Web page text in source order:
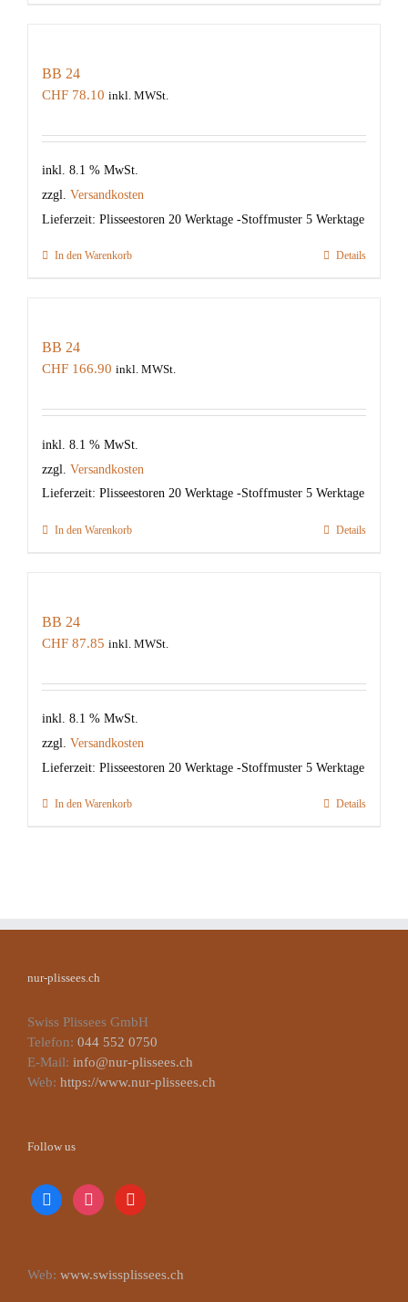
BB 24
CHF 78.10 inkl. MWSt.
inkl. 8.1 % MwSt.
zzgl. Versandkosten
Lieferzeit: Plisseestoren 20 Werktage -Stoffmuster 5 Werktage
In den Warenkorb Details
BB 24
CHF 166.90 inkl. MWSt.
inkl. 8.1 % MwSt.
zzgl. Versandkosten
Lieferzeit: Plisseestoren 20 Werktage -Stoffmuster 5 Werktage
In den Warenkorb Details
BB 24
CHF 87.85 inkl. MWSt.
inkl. 8.1 % MwSt.
zzgl. Versandkosten
Lieferzeit: Plisseestoren 20 Werktage -Stoffmuster 5 Werktage
In den Warenkorb Details
nur-plissees.ch
Swiss Plissees GmbH
Telefon: 044 552 0750
E-Mail: info@nur-plissees.ch
Web: https://www.nur-plissees.ch
Follow us
facebookinstagramyoutube
Web: www.swissplissees.ch